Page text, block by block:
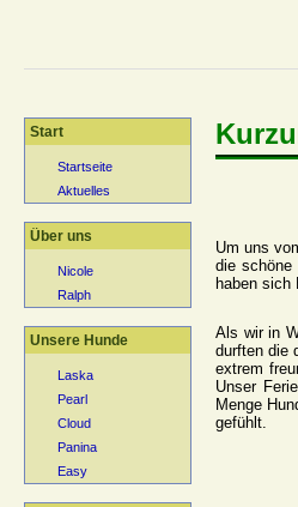
Start
Startseite
Aktuelles
Über uns
Nicole
Ralph
Unsere Hunde
Laska
Pearl
Cloud
Panina
Easy
Um uns
die schöne
haben sich
Als wir in
durften die
extrem
Unser
Menge
gefühlt.